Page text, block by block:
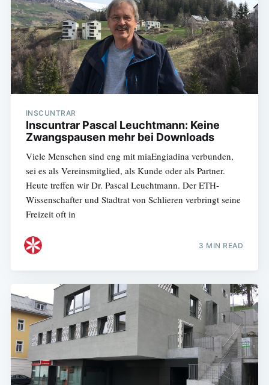
INSCUNTRAR
Inscuntrar Pascal Leuchtmann: Keine
Zwangspausen mehr bei Downloads
Viele Menschen sind eng mit miaEngiadina verbunden,
sei es als Vereinsmitglied, als Kunde oder als Partner.
Heute treffen wir Dr. Pascal Leuchtmann. Der ETH-
Wissenschafter und Stadtrat von Schlieren verbringt seine
Freizeit oft in
3 MIN READ